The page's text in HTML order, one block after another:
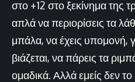
στο +12 στο ξεκίνημα της
απλά να περιορίσεις τα
μπάλα, να έχεις υπομονή,
βιάζεται, να πάρεις τα
ομαδικά. Αλλά εμείς δεν